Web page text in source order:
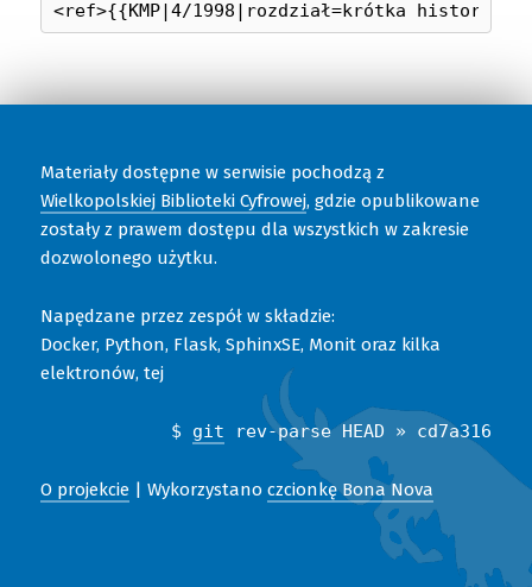
Materiały dostępne w serwisie pochodzą z
Wielkopolskiej Biblioteki Cyfrowej, gdzie opublikowane
zostały z prawem dostępu dla wszystkich w zakresie
dozwolonego użytku.
Napędzane przez zespół w składzie:
Docker, Python, Flask, SphinxSE, Monit oraz kilka
elektronów, tej
$ git rev-parse HEAD » cd7a316
O projekcie| Wykorzystano czcionkę Bona Nova